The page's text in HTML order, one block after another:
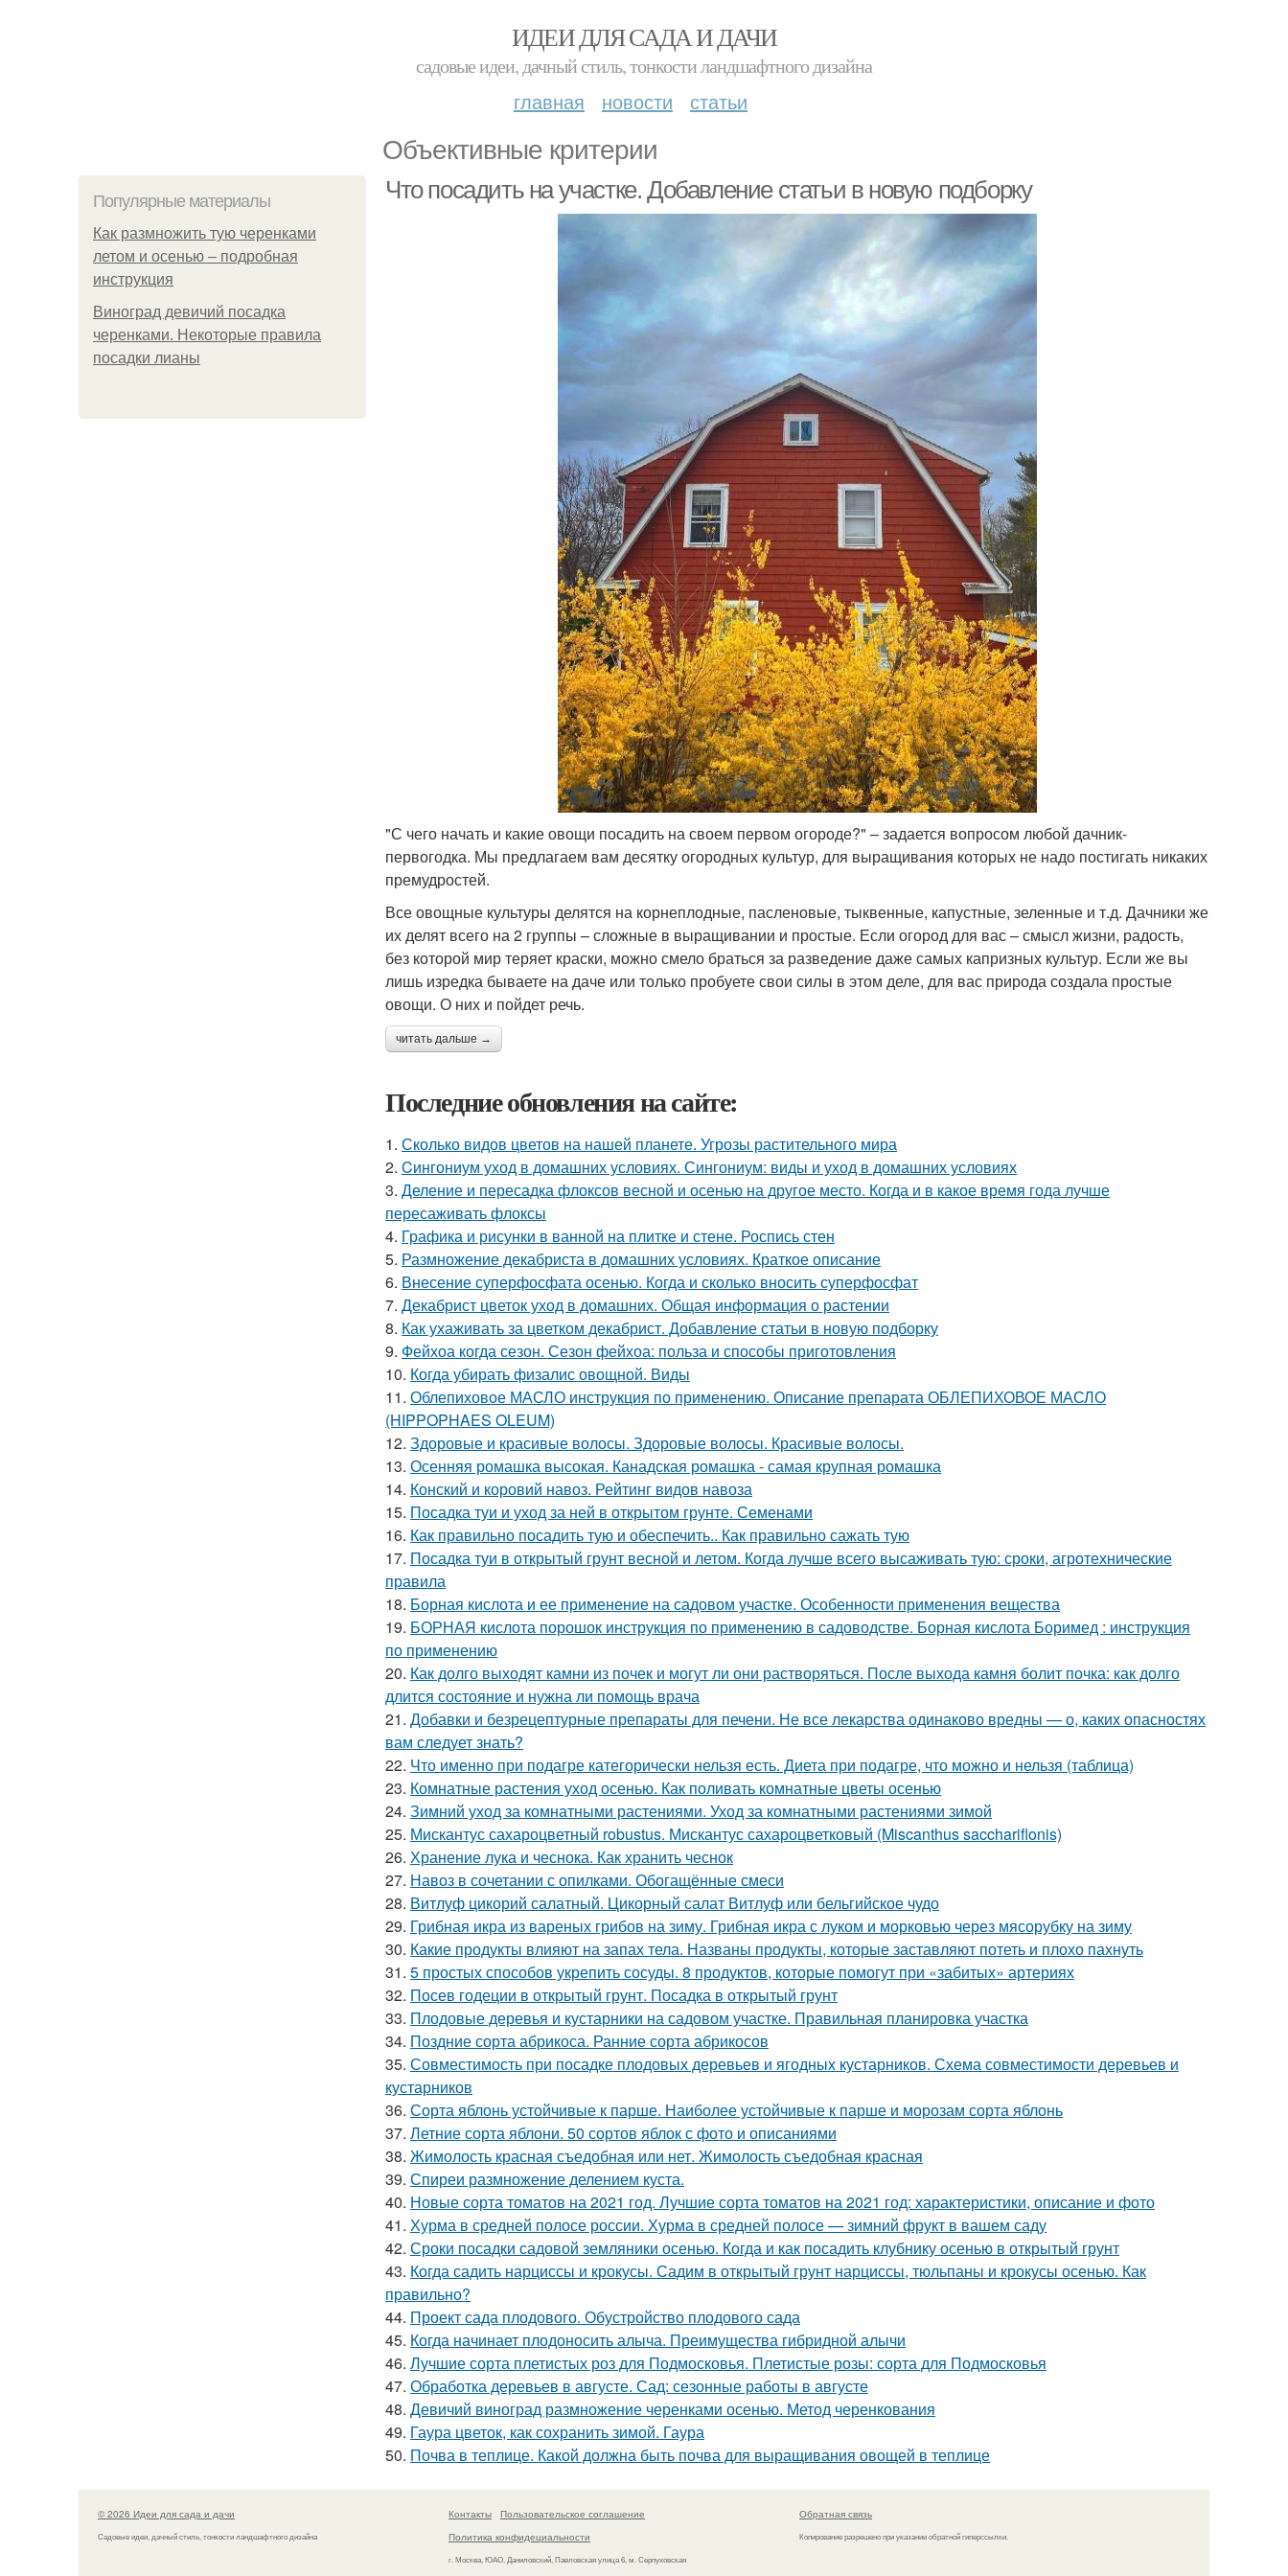
ИДЕИ ДЛЯ САДА И ДАЧИ
садовые идеи, дачный стиль, тонкости ландшафтного дизайна
главная новости статьи
Объективные критерии
Популярные материалы
Как размножить тую черенками
летом и осенью – подробная
инструкция
Виноград девичий посадка
черенками. Некоторые правила
посадки лианы
Что посадить на участке. Добавление статьи в новую подборку
"С чего начать и какие овощи посадить на своем первом огороде?" – задается вопросом любой дачник-
первогодка. Мы предлагаем вам десятку огородных культур, для выращивания которых не надо постигать никаких
премудростей.
Все овощные культуры делятся на корнеплодные, пасленовые, тыквенные, капустные, зеленные и т.д. Дачники же
их делят всего на 2 группы – сложные в выращивании и простые. Если огород для вас – смысл жизни, радость,
без которой мир теряет краски, можно смело браться за разведение даже самых капризных культур. Если же вы
лишь изредка бываете на даче или только пробуете свои силы в этом деле, для вас природа создала простые
овощи. О них и пойдет речь.
читать дальше →
Последние обновления на сайте:
1. Сколько видов цветов на нашей планете. Угрозы растительного мира
2. Cингониум уход в домашних условиях. Сингониум: виды и уход в домашних условиях
3. Деление и пересадка флоксов весной и осенью на другое место. Когда и в какое время года лучше
пересаживать флоксы
4. Графика и рисунки в ванной на плитке и стене. Роспись стен
5. Размножение декабриста в домашних условиях. Краткое описание
6. Внесение суперфосфата осенью. Когда и сколько вносить суперфосфат
7. Декабрист цветок уход в домашних. Общая информация о растении
8. Как ухаживать за цветком декабрист. Добавление статьи в новую подборку
9. Фейхоа когда сезон. Сезон фейхоа: польза и способы приготовления
10. Когда убирать физалис овощной. Виды
11. Облепиховое МАСЛО инструкция по применению. Описание препарата ОБЛЕПИХОВОЕ МАСЛО
(HIPPOPHAES OLEUM)
12. Здоровые и красивые волосы. Здоровые волосы. Красивые волосы.
13. Осенняя ромашка высокая. Канадская ромашка - самая крупная ромашка
14. Конский и коровий навоз. Рейтинг видов навоза
15. Посадка туи и уход за ней в открытом грунте. Семенами
16. Как правильно посадить тую и обеспечить.. Как правильно сажать тую
17. Посадка туи в открытый грунт весной и летом. Когда лучше всего высаживать тую: сроки, агротехнические
правила
18. Борная кислота и ее применение на садовом участке. Особенности применения вещества
19. БОРНАЯ кислота порошок инструкция по применению в садоводстве. Борная кислота Боримед : инструкция
по применению
20. Как долго выходят камни из почек и могут ли они растворяться. После выхода камня болит почка: как долго
длится состояние и нужна ли помощь врача
21. Добавки и безрецептурные препараты для печени. Не все лекарства одинаково вредны — о, каких опасностях
вам следует знать?
22. Что именно при подагре категорически нельзя есть. Диета при подагре, что можно и нельзя (таблица)
23. Комнатные растения уход осенью. Как поливать комнатные цветы осенью
24. Зимний уход за комнатными растениями. Уход за комнатными растениями зимой
25. Мискантус сахароцветный robustus. Мискантус сахароцветковый (Miscanthus sacchariflonis)
26. Хранение лука и чеснока. Как хранить чеснок
27. Навоз в сочетании с опилками. Обогащённые смеси
28. Витлуф цикорий салатный. Цикорный салат Витлуф или бельгийское чудо
29. Грибная икра из вареных грибов на зиму. Грибная икра с луком и морковью через мясорубку на зиму
30. Какие продукты влияют на запах тела. Названы продукты, которые заставляют потеть и плохо пахнуть
31. 5 простых способов укрепить сосуды. 8 продуктов, которые помогут при «забитых» артериях
32. Посев годеции в открытый грунт. Посадка в открытый грунт
33. Плодовые деревья и кустарники на садовом участке. Правильная планировка участка
34. Поздние сорта абрикоса. Ранние сорта абрикосов
35. Совместимость при посадке плодовых деревьев и ягодных кустарников. Схема совместимости деревьев и
кустарников
36. Сорта яблонь устойчивые к парше. Наиболее устойчивые к парше и морозам сорта яблонь
37. Летние сорта яблони. 50 сортов яблок с фото и описаниями
38. Жимолость красная съедобная или нет. Жимолость съедобная красная
39. Спиреи размножение делением куста.
40. Новые сорта томатов на 2021 год. Лучшие сорта томатов на 2021 год: характеристики, описание и фото
41. Хурма в средней полосе россии. Хурма в средней полосе — зимний фрукт в вашем саду
42. Сроки посадки садовой земляники осенью. Когда и как посадить клубнику осенью в открытый грунт
43. Когда садить нарциссы и крокусы. Садим в открытый грунт нарциссы, тюльпаны и крокусы осенью. Как
правильно?
44. Проект сада плодового. Обустройство плодового сада
45. Когда начинает плодоносить алыча. Преимущества гибридной алычи
46. Лучшие сорта плетистых роз для Подмосковья. Плетистые розы: сорта для Подмосковья
47. Обработка деревьев в августе. Сад: сезонные работы в августе
48. Девичий виноград размножение черенками осенью. Метод черенкования
49. Гаура цветок, как сохранить зимой. Гаура
50. Почва в теплице. Какой должна быть почва для выращивания овощей в теплице
© 2026 Идеи для сада и дачи
Садовые идеи, дачный стиль, тонкости ландшафтного дизайна
Контакты
Пользовательское соглашение
Политика конфидециальности
г. Москва, ЮАО, Даниловский, Павловская улица 6, м. Серпуховская
Обратная связь
Копирование разрешено при указании обратной гиперссылки.